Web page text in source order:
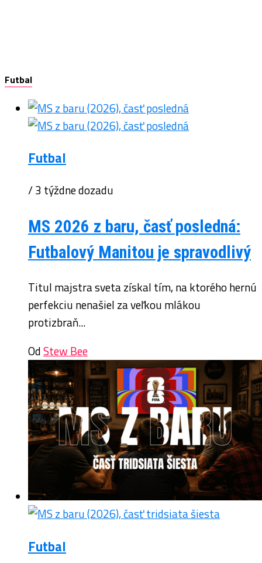
Futbal
Futbal
/ 3 týždne dozadu
MS 2026 z baru, časť posledná:
Futbalový Manitou je spravodlivý
Titul majstra sveta získal tím, na ktorého hernú
perfekciu nenašiel za veľkou mlákou
protizbraň...
OdStew Bee
Futbal